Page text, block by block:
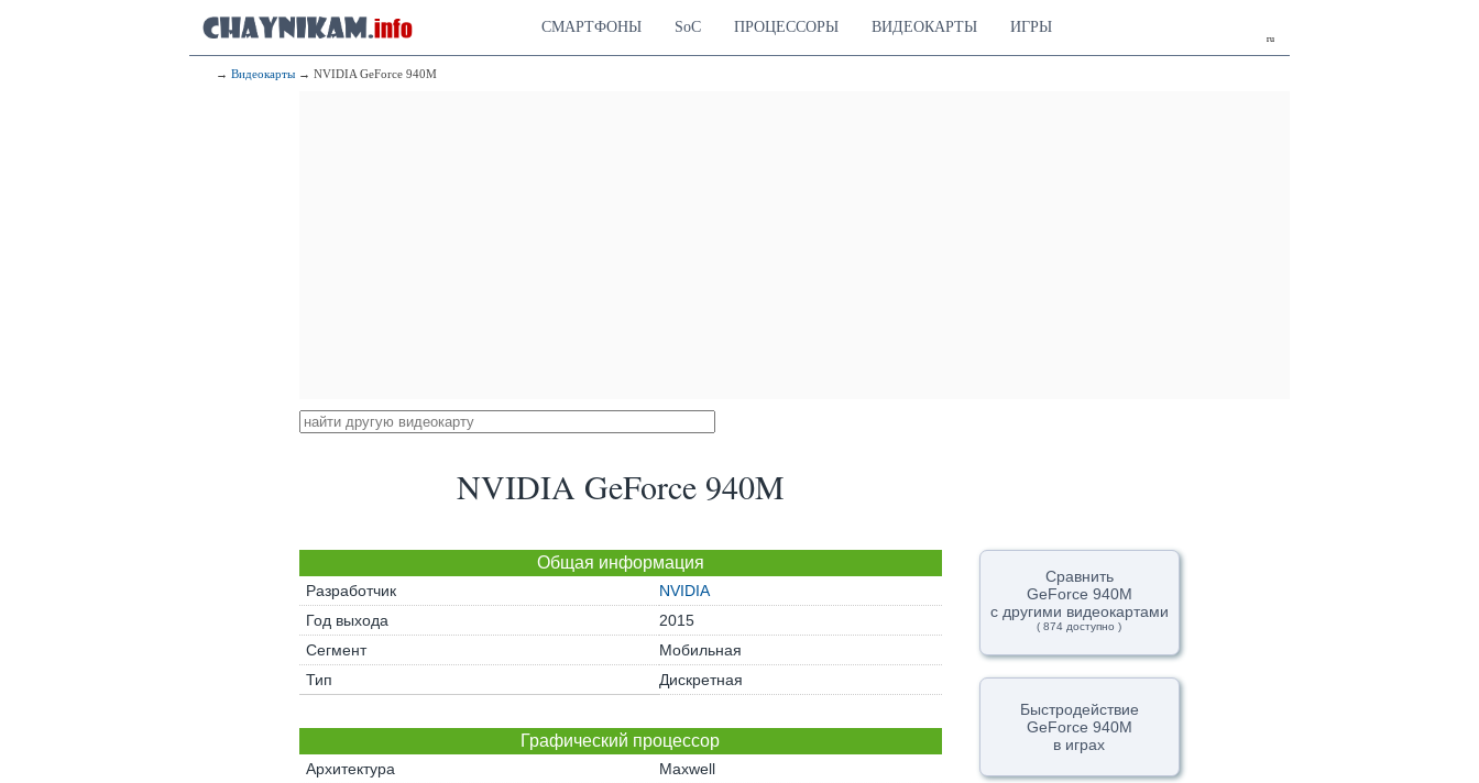
ru
СМАРТФОНЫ SoC ПРОЦЕССОРЫ ВИДЕОКАРТЫ ИГРЫ
→ Видеокарты → NVIDIA GeForce 940M
NVIDIA GeForce 940M
Общая информация
Разработчик
NVIDIA
Год выхода
2015
Сегмент
Мобильная
Тип
Дискретная
Графический процессор
Архитектура
Maxwell
Сравнить
GeForce 940M
с другими видеокартами
( 874 доступно )
Быстродействие
GeForce 940M
в играх